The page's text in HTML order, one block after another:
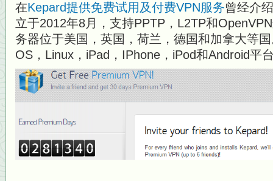
在Kepard提供免费试用及付费VPN服务曾经介
立于2012年8月，支持PPTP，L2TP和
务器位于美国，英国，荷兰，德国和加拿大等
OS，Linux，iPad，IPhone，iPod和Android平